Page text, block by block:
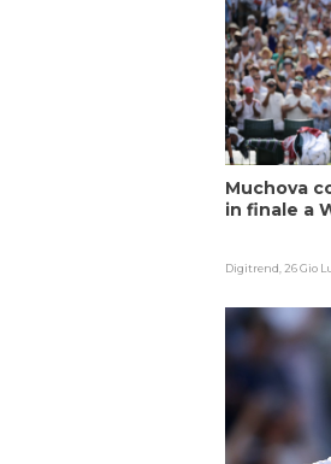
Muchova
in finale a
Digitrend, 26 Gio